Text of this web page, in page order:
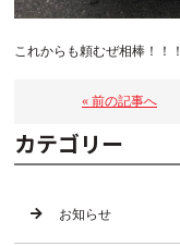
これからも頼むぜ相棒！！！
« 前の記事へ
カテゴリー
お知らせ